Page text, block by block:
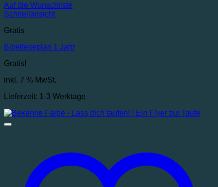
Auf die Wunschliste
Schnellansicht
Gratis
Bibelleseplan 1 Jahr
Gratis!
inkl. 7 % MwSt.
Lieferzeit: 1-3 Werktage